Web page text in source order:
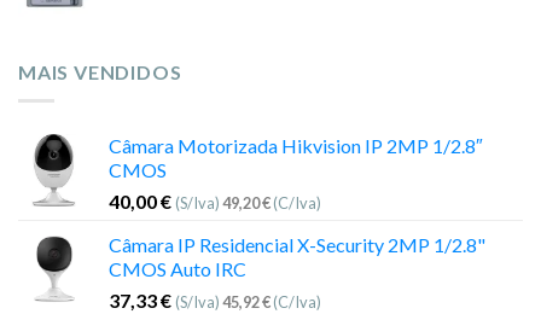
MAIS VENDIDOS
Câmara Motorizada Hikvision IP 2MP 1/2.8″
CMOS
40,00€ (S/Iva)49,20€(C/Iva)
Câmara IP Residencial X-Security 2MP 1/2.8"
CMOS Auto IRC
37,33€ (S/Iva)45,92€(C/Iva)